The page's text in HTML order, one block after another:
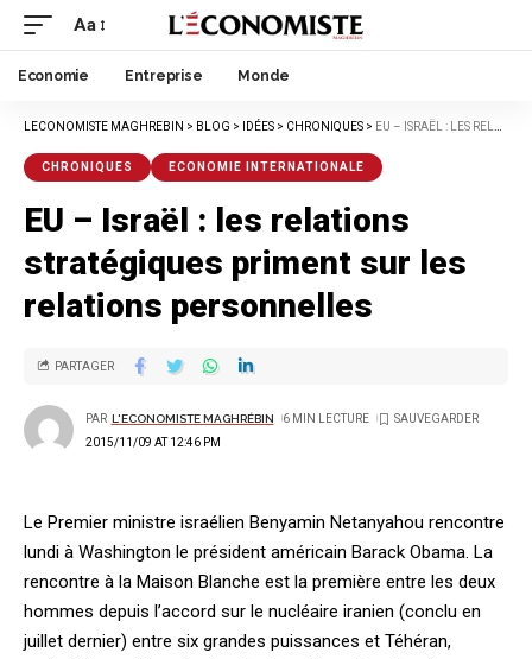
Aa
Economie Entreprise Monde
LECONOMISTE MAGHREBIN > BLOG > IDÉES > CHRONIQUES > EU – ISRAËL : LES RELATIONS STRATÉGIQUES PRIMENT SUR LES RELATIONS PERSONNELLES
CHRONIQUES ECONOMIE INTERNATIONALE
EU – Israël : les relations
stratégiques priment sur les
relations personnelles
2015/11/09 AT 12:46 PM
PAR L'ECONOMISTE MAGHRÉBIN 6 MIN LECTURE
PARTAGER
Le Premier ministre israélien Benyamin Netanyahou rencontre
lundi à Washington le président américain Barack Obama. La
rencontre à la Maison Blanche est la première entre les deux
hommes depuis l’accord sur le nucléaire iranien (conclu en
juillet dernier) entre six grandes puissances et Téhéran,